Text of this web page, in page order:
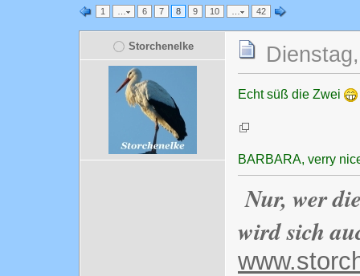
1 … 6 7 8 9 10 … 42
Storchenelke
Echt süß die Zwei
BARBARA, verry
Nur, wer
wird sich